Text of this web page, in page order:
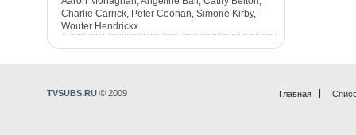
Charlie Carrick, Peter Coonan, Simone Kirby,
Wouter Hendrickx
Главная
TVSUBS.RU © 2009